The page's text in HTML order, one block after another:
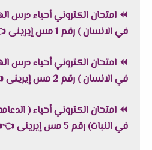
⏪ امتحان الكتروني أحياء درس
في الانسان ) رقم 1 مس إيرينى
⏪ امتحان الكتروني أحياء درس
في الانسان ) رقم 2 مس إيرينى
⏪ امتحان الكتروني أحياء (
في النبات) رقم 5 مس إيرينى
👈